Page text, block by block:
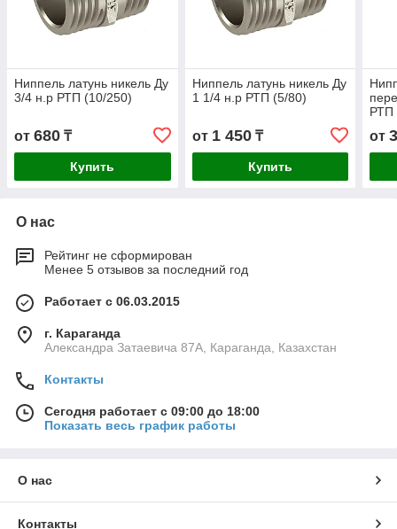
Ниппель латунь никель Ду
3/4 н.р РТП (10/250)
от 680 ₸
Купить
Ниппель латунь никель Ду
1 1/4 н.р РТП (5/80)
от 1 450₸
Купить
РТП
от
О нас
Рейтинг не сформирован
Менее 5 отзывов за последний год
Работает с 06.03.2015
г. Караганда
Александра Затаевича 87А, Караганда, Казахстан
Контакты
Сегодня работает с 09:00 до 18:00
Показать весь график работы
О нас
Контакты